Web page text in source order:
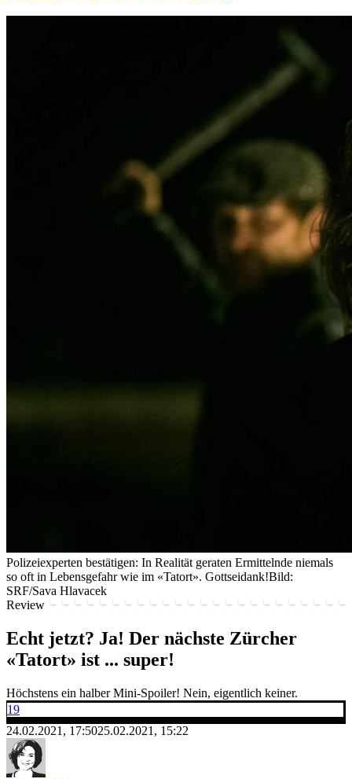
Polizeiexperten bestätigen: In Realität geraten Ermittelnde niemals
so oft in Lebensgefahr wie im «Tatort». Gottseidank!Bild:
SRF/Sava Hlavacek
Review
Echt jetzt? Ja! Der nächste Zürcher
«Tatort» ist ... super!
Höchstens ein halber Mini-Spoiler! Nein, eigentlich keiner.
19
24.02.2021, 17:5025.02.2021, 15:22